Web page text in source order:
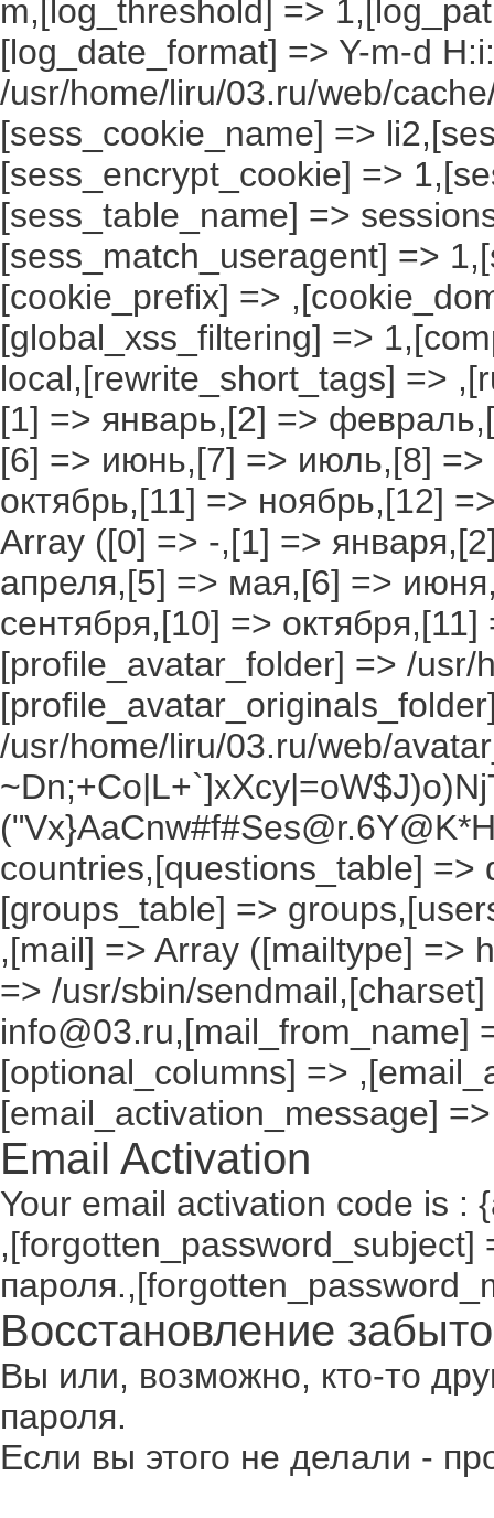
m,[log_threshold] =>
[log_date_format] => Y-m-d
/usr/home/liru/03.ru/web/
[sess_cookie_name] =>
[sess_encrypt_cookie] =>
[sess_table_name] =>
[sess_match_useragent] =>
[cookie_prefix] =>
[global_xss_filtering] =>
local,[rewrite_short_tags] =>
[1] => январь,[2] =>
[6] => июнь,[7] => июль,[8] =>
октябрь,[11] => ноябрь,[12]
Array ([0] => -,[1] =>
апреля,[5] => мая,[6] =>
сентября,[10] =>
[profile_avatar_folder] => /
/usr/home/liru/03.ru/web/
countries,[questions_table]
[groups_table] =>
,[mail] => Array ([mailtype] =>
=> /usr/sbin/
info@03.ru,[mail_from_name]
[optional_columns] =>
[email_activation_message] =>
Email Activation
Your email activation code is :
,[forgotten_password_subject]
Восстановление
Вы или, возможно, кто-то
пароля.
Если вы этого не делали -